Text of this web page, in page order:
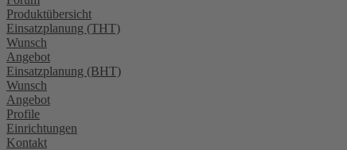
Produktübersicht
Einsatzplanung (THT)
Wunsch
Angebot
Einsatzplanung (BHT)
Wunsch
Angebot
Profile
Einrichtungen
Kontakt